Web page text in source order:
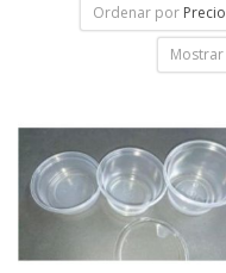
Ordenar por Precio
Mostrar